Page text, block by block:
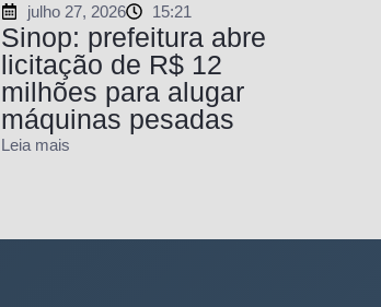
julho 27, 2026 15:21
Sinop: prefeitura abre
licitação de R$ 12
milhões para alugar
máquinas pesadas
Leia mais